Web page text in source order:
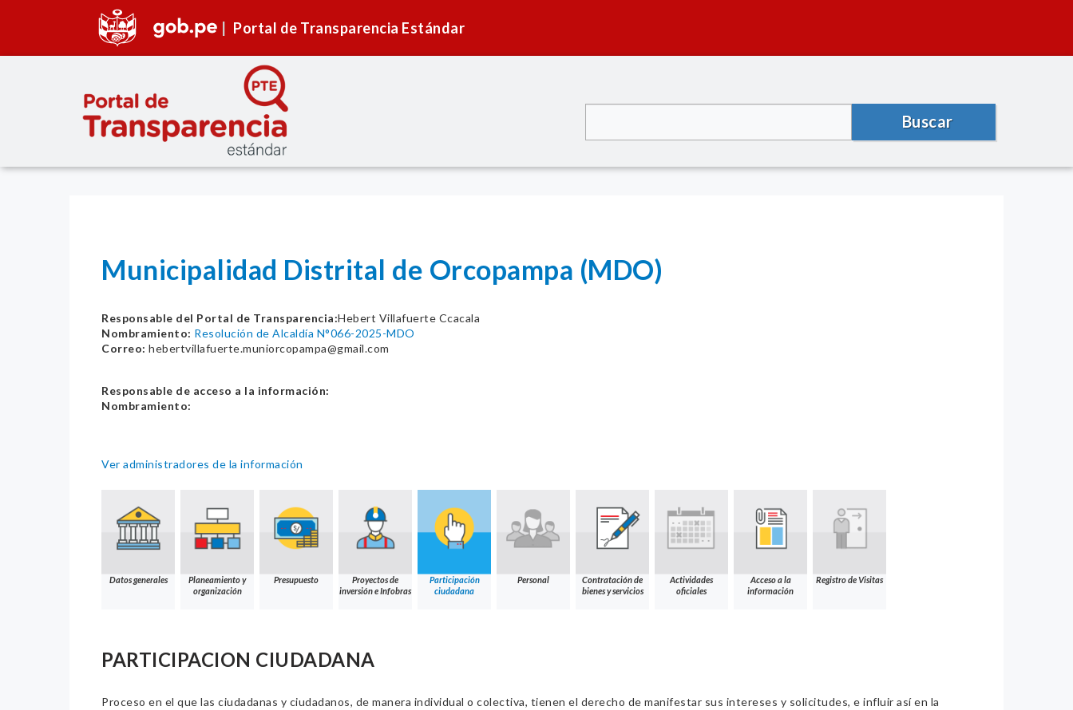
Portal de Transparencia Estándar
Buscar
Municipalidad Distrital de Orcopampa (MDO)
Responsable del Portal de Transparencia:Hebert Villafuerte Ccacala
Nombramiento: Resolución de Alcaldía N°066-2025-MDO
Correo: hebertvillafuerte.muniorcopampa@gmail.com
Responsable de acceso a la información:
Nombramiento:
Ver administradores de la información
Datos generales
Planeamiento y
organización
Presupuesto
Proyectos de
inversión e Infobras
Participación
ciudadana
Personal
Contratación de
bienes y servicios
Actividades
oficiales
Acceso a la
información
Registro de Visitas
PARTICIPACION CIUDADANA
Proceso en el que las ciudadanas y ciudadanos, de manera individual o colectiva, tienen el derecho de manifestar sus intereses y solicitudes, e influir así en la